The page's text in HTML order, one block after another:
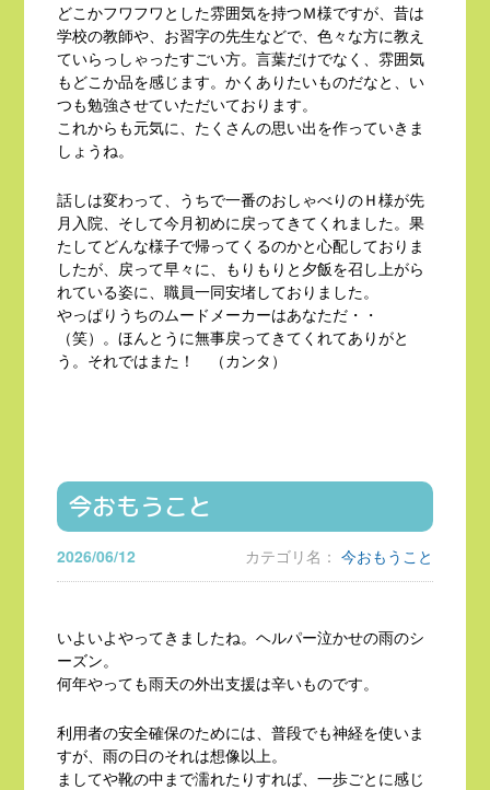
どこかフワフワとした雰囲気を持つＭ様ですが、昔は
学校の教師や、お習字の先生などで、色々な方に教え
ていらっしゃったすごい方。言葉だけでなく、雰囲気
もどこか品を感じます。かくありたいものだなと、い
つも勉強させていただいております。
これからも元気に、たくさんの思い出を作っていきま
しょうね。
話しは変わって、うちで一番のおしゃべりのＨ様が先
月入院、そして今月初めに戻ってきてくれました。果
たしてどんな様子で帰ってくるのかと心配しておりま
したが、戻って早々に、もりもりと夕飯を召し上がら
れている姿に、職員一同安堵しておりました。
やっぱりうちのムードメーカーはあなただ・・
（笑）。ほんとうに無事戻ってきてくれてありがと
う。それではまた！ （カンタ）
今おもうこと
2026/06/12 カテゴリ名： 今おもうこと
いよいよやってきましたね。ヘルパー泣かせの雨のシ
ーズン。
何年やっても雨天の外出支援は辛いものです。
利用者の安全確保のためには、普段でも神経を使いま
すが、雨の日のそれは想像以上。
ましてや靴の中まで濡れたりすれば、一歩ごとに感じ